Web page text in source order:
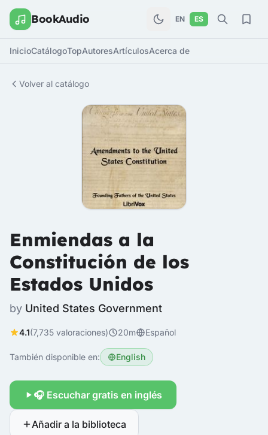
BookAudio EN ES
InicioCatálogoTopAutoresArtículosAcerca de
Volver al catálogo
Enmiendas a la
Constitución de los
Estados Unidos
by United States Government
4.1(7,735 valoraciones) 20m Español
También disponible en: English
🎧 Escuchar gratis en inglés
Añadir a la biblioteca